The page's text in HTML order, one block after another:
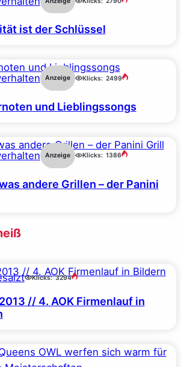
ist der Schlüssel
Anzeige Klicks: 2499
und Lieblingssongs
Anzeige Klicks: 1386
andere Grillen – der Panini
Klicks: 3294
// 4. AOK Firmenlauf in